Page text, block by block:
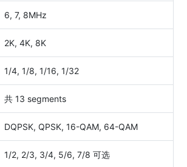
6, 7, 8MHz
2K, 4K, 8K
1/4, 1/8, 1/16, 1/32
共 13 segments
DQPSK, QPSK, 16-QAM, 64-QAM
1/2, 2/3, 3/4, 5/6, 7/8 可选